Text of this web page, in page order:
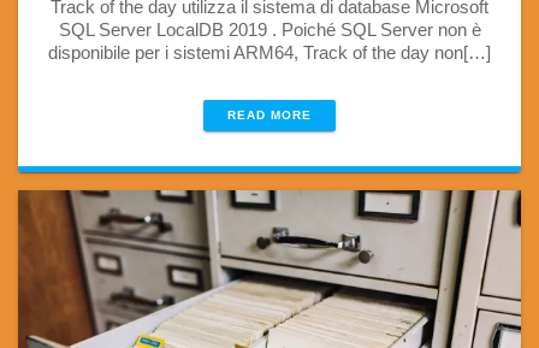
Track of the day utilizza il sistema di database Microsoft
SQL Server LocalDB 2019 . Poiché SQL Server non è
disponibile per i sistemi ARM64, Track of the day non[…]
READ MORE